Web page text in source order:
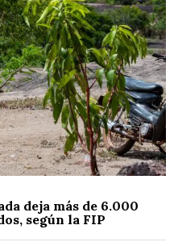
deja más de 6.000
según la FIP